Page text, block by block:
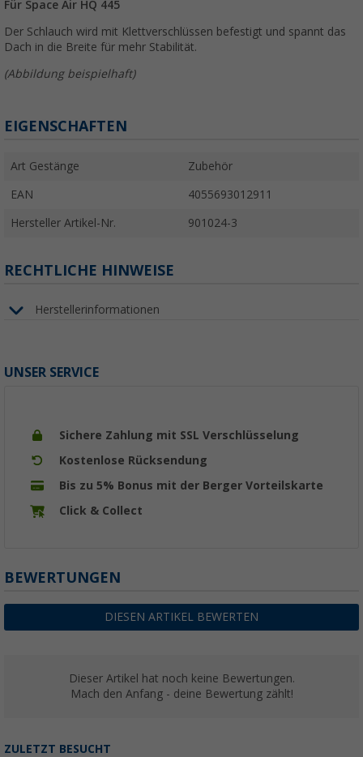
Für Space Air HQ 445
Der Schlauch wird mit Klettverschlüssen befestigt und spannt das
Dach in die Breite für mehr Stabilität.
(Abbildung beispielhaft)
EIGENSCHAFTEN
Art Gestänge Zubehör
EAN 4055693012911
Hersteller Artikel-Nr. 901024-3
RECHTLICHE HINWEISE
Herstellerinformationen
UNSER SERVICE
Sichere Zahlung mit SSL Verschlüsselung
Kostenlose Rücksendung
Bis zu 5% Bonus mit der Berger Vorteilskarte
Click & Collect
BEWERTUNGEN
DIESEN ARTIKEL BEWERTEN
Dieser Artikel hat noch keine Bewertungen.
Mach den Anfang - deine Bewertung zählt!
ZULETZT BESUCHT